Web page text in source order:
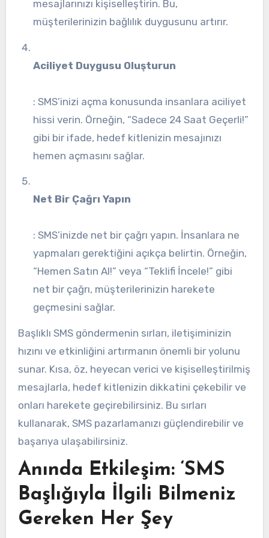
mesajlarınızı kişiselleştirin. Bu,
müşterilerinizin bağlılık duygusunu artırır.
Aciliyet Duygusu Oluşturun
: SMS’inizi açma konusunda insanlara aciliyet
hissi verin. Örneğin, “Sadece 24 Saat Geçerli!”
gibi bir ifade, hedef kitlenizin mesajınızı
hemen açmasını sağlar.
Net Bir Çağrı Yapın
: SMS’inizde net bir çağrı yapın. İnsanlara ne
yapmaları gerektiğini açıkça belirtin. Örneğin,
“Hemen Satın Al!” veya “Teklifi İncele!” gibi
net bir çağrı, müşterilerinizin harekete
geçmesini sağlar.
Başlıklı SMS göndermenin sırları, iletişiminizin
hızını ve etkinliğini artırmanın önemli bir yolunu
sunar. Kısa, öz, heyecan verici ve kişiselleştirilmiş
mesajlarla, hedef kitlenizin dikkatini çekebilir ve
onları harekete geçirebilirsiniz. Bu sırları
kullanarak, SMS pazarlamanızı güçlendirebilir ve
başarıya ulaşabilirsiniz.
Anında Etkileşim: ‘SMS
Başlığıyla İlgili Bilmeniz
Gereken Her Şey